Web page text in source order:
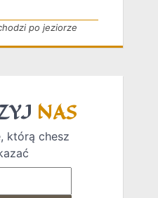
po jeziorze
NAS
którą chesz